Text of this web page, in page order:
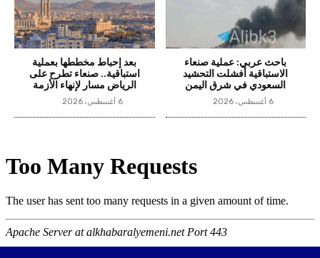
باحث عربي: عملية صنعاء
الاستباقية أفشلت التحشيد
السعودي في شرق اليمن
6 أغسطس، 2026
بعد إحباط مخططها بعملية
استباقية.. صنعاء تطرح على
الرياض مسار لإنهاء الأزمة
6 أغسطس، 2026